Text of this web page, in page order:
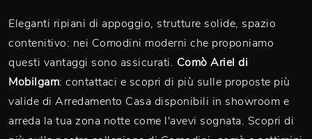
Eleganti ripiani di appoggio, strutture solide, spazio
contenitivo: nei Comodini moderni che proponiamo
questi vantaggi sono assicurati. Comò Ariel di
Mobilgam: contattaci e scopri di più sulle proposte più
valide di Arredamento Casa disponibili in showroom e
arreda la tua zona notte come l'avevi sognata. Scopri di